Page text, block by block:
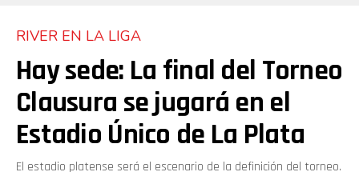
RIVER EN LA LIGA
Hay sede: La final del Torneo
Clausura se jugará en el
Estadio Único de La Plata
El estadio platense será el escenario de la definición del torneo.